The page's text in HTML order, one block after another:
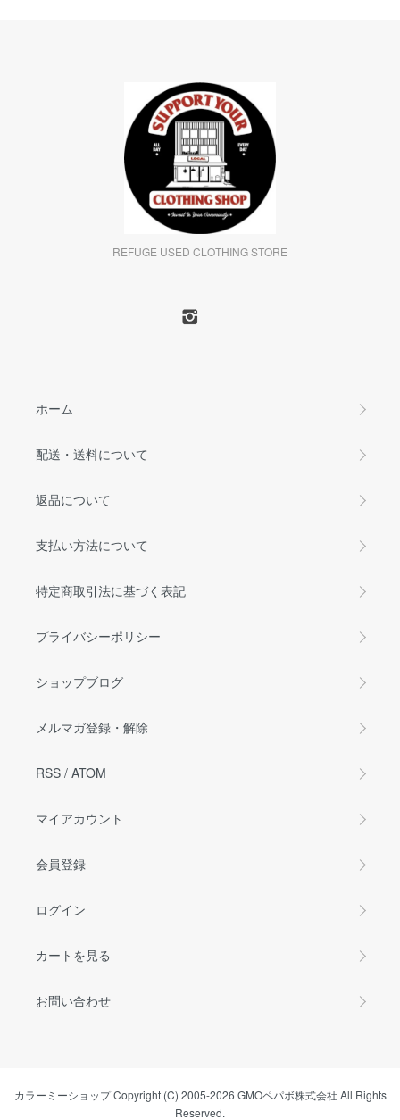
REFUGE USED CLOTHING STORE
ホーム
配送・送料について
返品について
支払い方法について
特定商取引法に基づく表記
プライバシーポリシー
ショップブログ
メルマガ登録・解除
RSS / ATOM
マイアカウント
会員登録
ログイン
カートを見る
お問い合わせ
カラーミーショップCopyright (C) 2005-2026 GMOペパボ株式会社 All Rights
Reserved.